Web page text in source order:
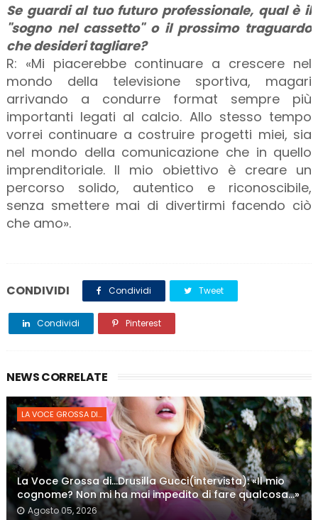
Se guardi al tuo futuro professionale, qual è il
"sogno nel cassetto" o il prossimo traguardo
che desideri tagliare?
R: «Mi piacerebbe continuare a crescere nel
mondo della televisione sportiva, magari
arrivando a condurre format sempre più
importanti legati al calcio. Allo stesso tempo
vorrei continuare a costruire progetti miei, sia
nel mondo della comunicazione che in quello
imprenditoriale. Il mio obiettivo è creare un
percorso solido, autentico e riconoscibile,
senza smettere mai di divertirmi facendo ciò
che amo».
CONDIVIDI Condividi Tweet
Condividi Pinterest
NEWS CORRELATE
LA VOCE GROSSA DI...
La Voce Grossa di…Drusilla Gucci(intervista): «Il mio
cognome? Non mi ha mai impedito di fare qualcosa…»
Agosto 05, 2026